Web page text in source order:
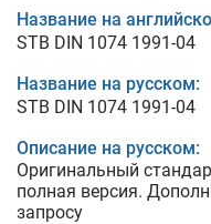
Название на
STB DIN 1074 1991-04
Название на русском:
STB DIN 1074 1991-04
Описание на русском:
Оригинальный
полная версия.
запросу